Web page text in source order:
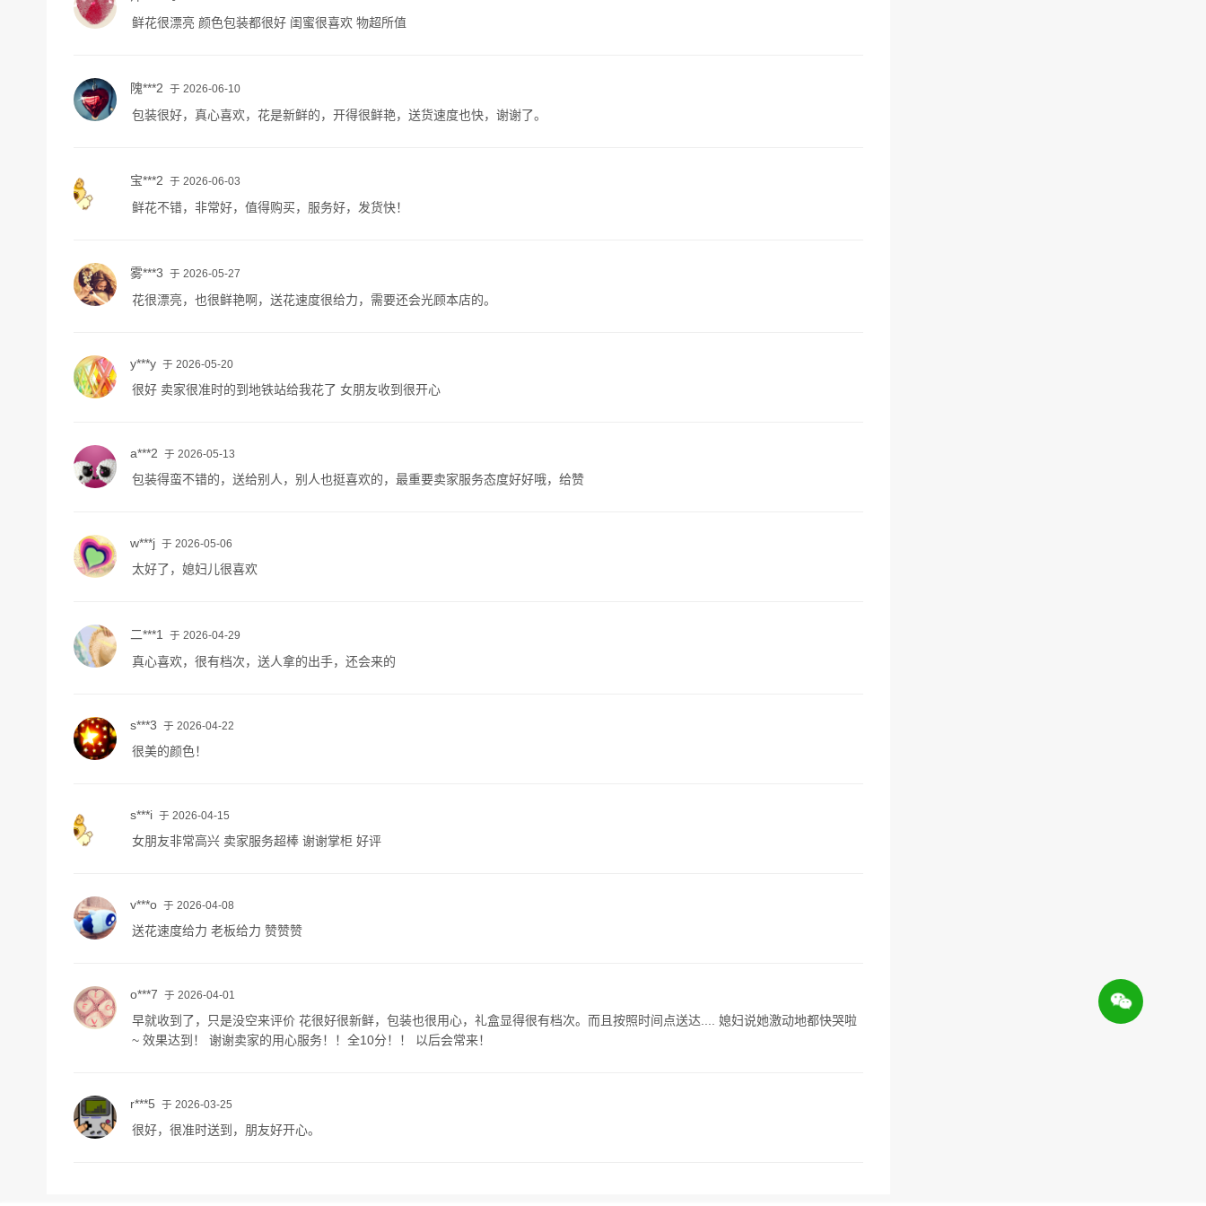
鲜花很漂亮 颜色包装都很好 闺蜜很喜欢 物超所值
隗***2 于 2026-06-10
包装很好，真心喜欢，花是新鲜的，开得很鲜艳，送货速度也快，谢谢了。
宝***2 于 2026-06-03
鲜花不错，非常好，值得购买，服务好，发货快！
雾***3 于 2026-05-27
花很漂亮，也很鲜艳啊，送花速度很给力，需要还会光顾本店的。
y***y 于 2026-05-20
很好 卖家很准时的到地铁站给我花了 女朋友收到很开心
a***2 于 2026-05-13
包装得蛮不错的，送给别人，别人也挺喜欢的，最重要卖家服务态度好好哦，给赞
w***j 于 2026-05-06
太好了，媳妇儿很喜欢
二***1 于 2026-04-29
真心喜欢，很有档次，送人拿的出手，还会来的
s***3 于 2026-04-22
很美的颜色！
s***i 于 2026-04-15
女朋友非常高兴 卖家服务超棒 谢谢掌柜 好评
v***o 于 2026-04-08
送花速度给力 老板给力 赞赞赞
o***7 于 2026-04-01
早就收到了，只是没空来评价 花很好很新鲜，包装也很用心，礼盒显得很有档次。而且按照时间点送达.... 媳妇说她激动地都快哭啦
~ 效果达到！ 谢谢卖家的用心服务！！全10分！！ 以后会常来！
r***5 于 2026-03-25
很好，很准时送到，朋友好开心。